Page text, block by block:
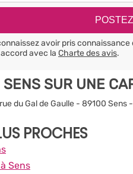
avoir pris
avec la Charte des avis.
SUR UNE
du Gal de Gaulle - 89100 Sens -
PROCHES
Sens